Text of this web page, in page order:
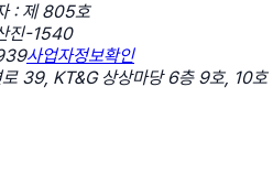
: 제 805호
진-1540
사업자정보확인
로 39, KT&G 상상마당 6층 9호, 10호